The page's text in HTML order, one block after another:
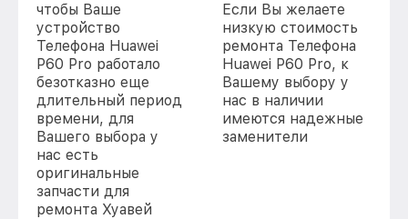
чтобы Ваше
устройство
Телефона Huawei
P60 Pro работало
безотказно еще
длительный период
времени, для
Вашего выбора у
нас есть
оригинальные
запчасти для
ремонта Хуавей
Если Вы желаете
низкую стоимость
ремонта Телефона
Huawei P60 Pro, к
Вашему выбору у
нас в наличии
имеются надежные
заменители